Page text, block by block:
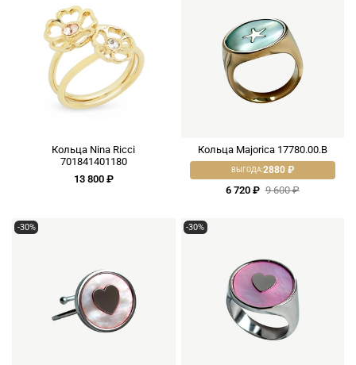
Кольца Nina Ricci
701841401180
13 800 ₽
Кольца Majorica 17780.00.B
6 720 ₽ 9 600 ₽
ВЫГОДА:2880 ₽
-30% -30%